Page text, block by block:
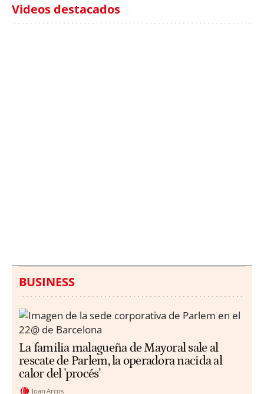
Videos destacados
BUSINESS
La familia malagueña de Mayoral sale al
rescate de Parlem, la operadora nacida al
calor del 'procés'
Joan Arcos